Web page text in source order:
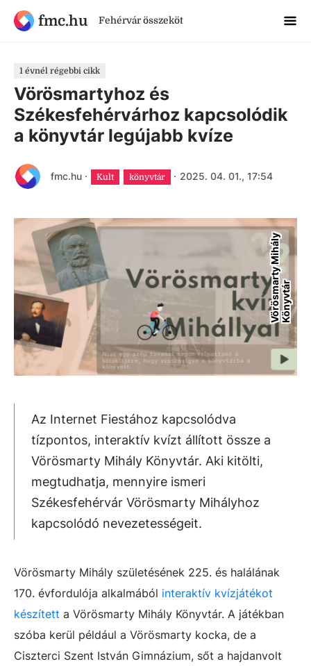
fmc.hu Fehérvár összeköt
1 évnél régebbi cikk
Vörösmartyhoz és
Székesfehérvárhoz kapcsolódik
a könyvtár legújabb kvíze
fmc.hu · Kult könyvtár · 2025. 04. 01., 17:54
V
ö
r
ö
s
ma
r
t
y
M
i
h
á
l
y
K
ö
n
y
v
t
ár
Az Internet Fiestához kapcsolódva
tízpontos, interaktív kvízt állított össze a
Vörösmarty Mihály Könyvtár. Aki kitölti,
megtudhatja, mennyire ismeri
Székesfehérvár Vörösmarty Mihályhoz
kapcsolódó nevezetességeit.
Vörösmarty Mihály születésének 225. és halálának
170. évfordulója alkalmából interaktív kvízjátékot
készített a Vörösmarty Mihály Könyvtár. A játékban
szóba kerül például a Vörösmarty kocka, de a
Ciszterci Szent István Gimnázium, sőt a hajdanvolt